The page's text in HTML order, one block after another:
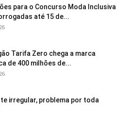
para o Concurso Moda Inclusiva
até 15 de...
Tarifa Zero chega a marca
de 400 milhões de...
irregular, problema por toda